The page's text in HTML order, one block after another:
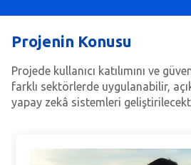
Projenin Konusu
Projede kullanıcı katılımını ve
farklı sektörlerde uygulanabilir,
yapay zekâ sistemleri